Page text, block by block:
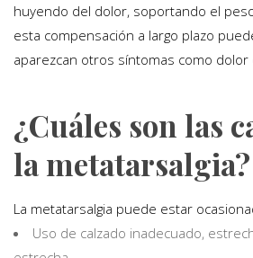
huyendo del dolor, soportando el
esta compensación a largo plazo
aparezcan otros síntomas como dolor
¿Cuáles son las
la metatarsalgia?
La metatarsalgia puede estar
Uso de calzado inadecuado,